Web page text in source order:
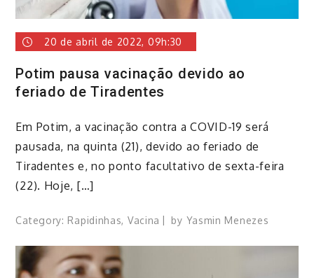
20 de abril de 2022, 09h:30
Potim pausa vacinação devido ao
feriado de Tiradentes
Em Potim, a vacinação contra a COVID-19 será
pausada, na quinta (21), devido ao feriado de
Tiradentes e, no ponto facultativo de sexta-feira
(22). Hoje, […]
Category: Rapidinhas, Vacina by Yasmin Menezes